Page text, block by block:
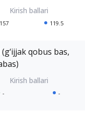
157 119.5
qobus bas,
- -